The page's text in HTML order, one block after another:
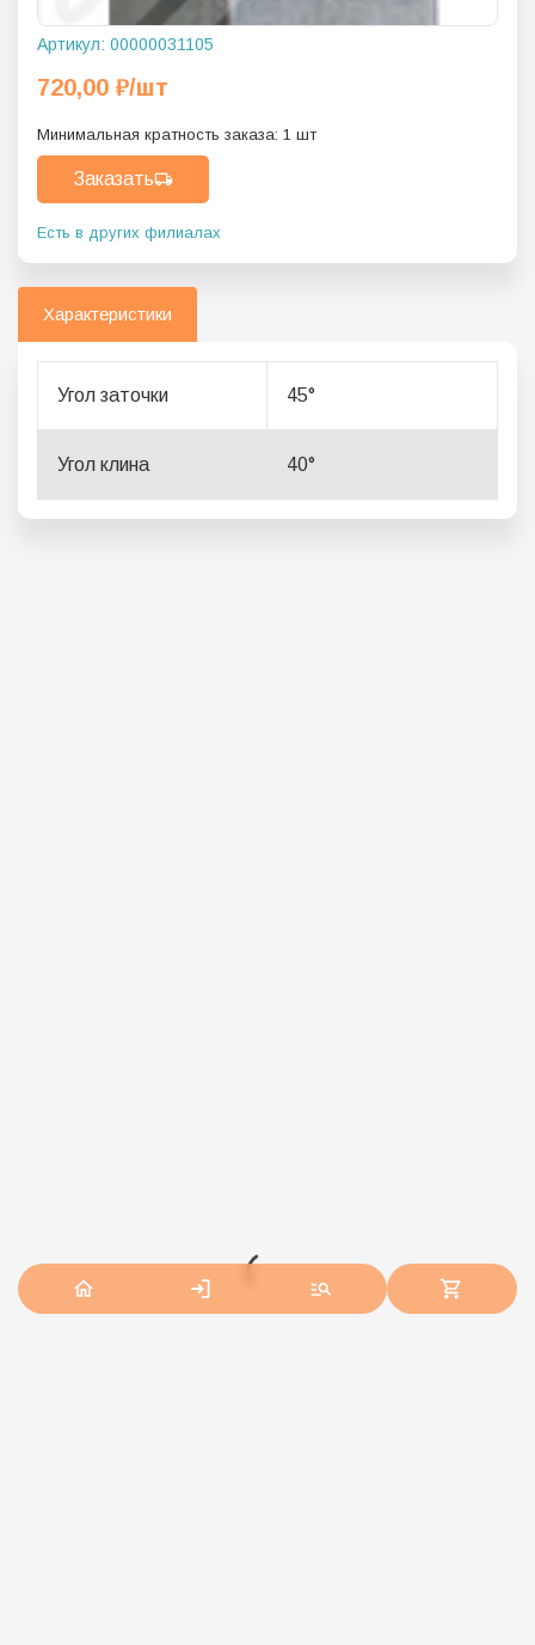
Артикул: 00000031105
720,00 ₽/шт
Минимальная кратность заказа: 1 шт
Заказать
Есть в других филиалах
Характеристики
Угол заточки 45°
Угол клина 40°